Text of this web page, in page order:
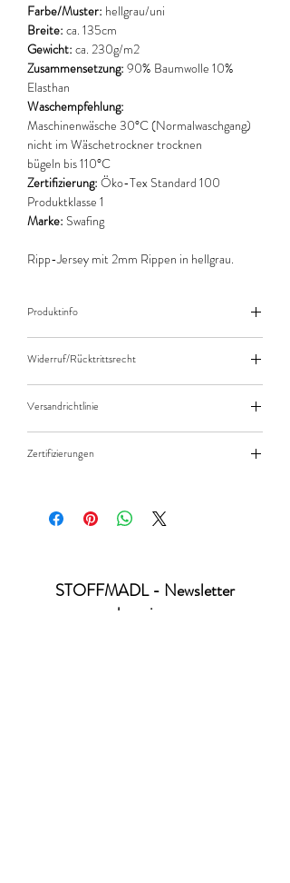
Farbe/Muster: hellgrau/uni
Breite: ca. 135cm
Gewicht: ca. 230g/m2
Zusammensetzung: 90% Baumwolle 10%
Elasthan
Waschempfehlung:
Maschinenwäsche 30°C (Normalwaschgang)
nicht im Wäschetrockner trocknen
bügeln bis 110°C
Zertifizierung: Öko-Tex Standard 100
Produktklasse 1
Marke: Swafing
Ripp-Jersey mit 2mm Rippen in hellgrau.
Produktinfo
10cm (0,1m) Länge des Stoffes.
Bei einer Bestellung von zB. 50cm (0,5m)
daher bitte Anzahl 5 eingeben.
Widerruf/Rücktrittsrecht
Versandrichtlinie
Zertifizierungen
STOFFMADL - Newsletter
abonnieren